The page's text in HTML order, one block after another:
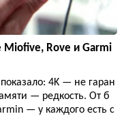
Miofive, Rove и Garmi
4K — не гаран
— редкость. От б
— у каждого есть с